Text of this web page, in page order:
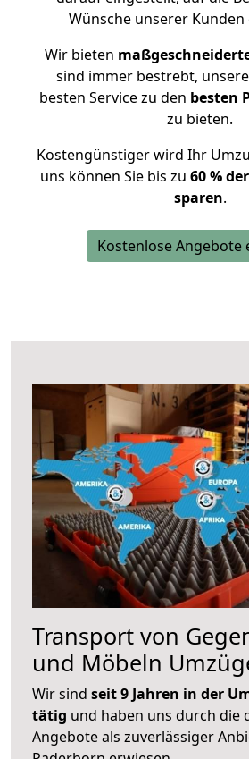
Wünsche unserer Kunden
Wir bieten
sind immer bestrebt,
besten Service zu den besten
zu bieten.
Kostengünstiger wird Ihr
uns können Sie bis zu 60 %
sparen.
Kostenlose Angebote
Transport von
und Möbeln
Wir sind seit 9 Jahren in der
tätig und haben uns durch die
Angebote als zuverlässiger